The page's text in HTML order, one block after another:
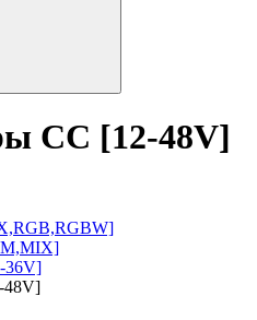
CC [12-48V]
36V]
48V]